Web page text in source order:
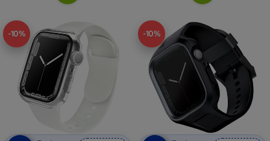
-10% -10%